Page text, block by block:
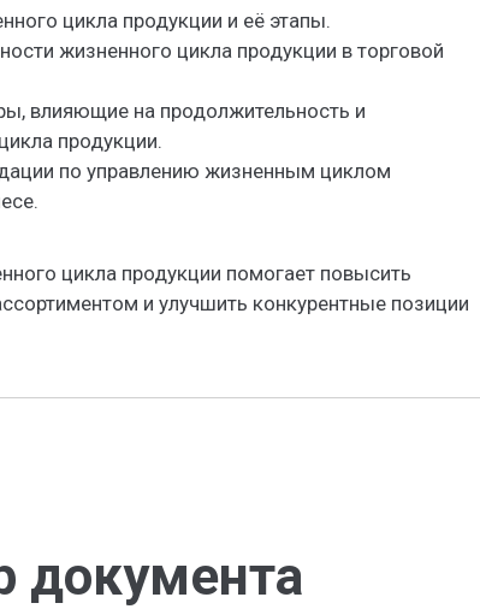
цикла продукции и её этапы.
жизненного цикла продукции в торговой
влияющие на продолжительность и
продукции.
по управлению жизненным циклом
цикла продукции помогает повысить
и улучшить конкурентные позиции
документа